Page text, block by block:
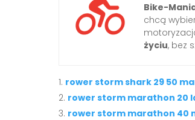
Bike-
chcą
życiu, bez
rower storm shark 29 50
rower storm marathon 20
rower storm marathon 40